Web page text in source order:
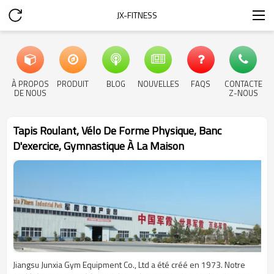
JX-FITNESS
À PROPOS
DE NOUS
PRODUIT BLOG NOUVELLES FAQS CONTACTE
Z-NOUS
Tapis Roulant, Vélo De Forme Physique, Banc
D'exercice, Gymnastique À La Maison
Jiangsu Junxia Gym Equipment Co., Ltd a été créé en 1973. Notre